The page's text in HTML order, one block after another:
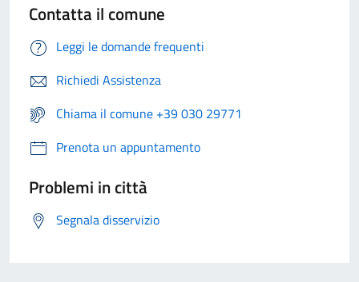
Contatta il comune
Leggi le domande frequenti
Richiedi Assistenza
Chiama il comune +39 030 29771
Prenota un appuntamento
Problemi in città
Segnala disservizio